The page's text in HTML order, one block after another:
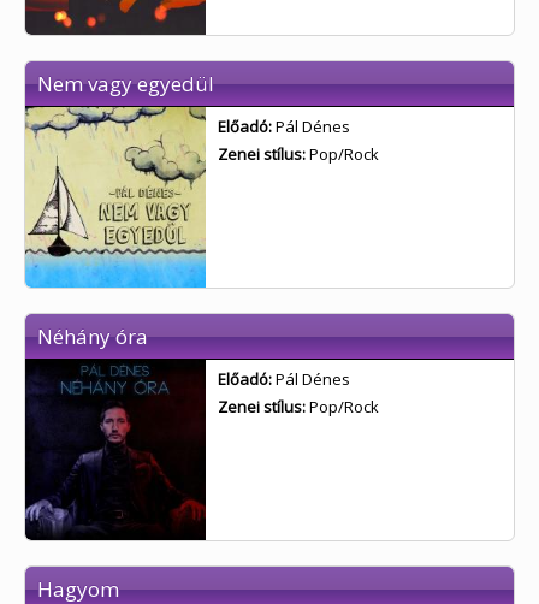
Nem vagy egyedül
Előadó:Pál Dénes
Zenei stílus:Pop/Rock
Néhány óra
Előadó:Pál Dénes
Zenei stílus:Pop/Rock
Hagyom